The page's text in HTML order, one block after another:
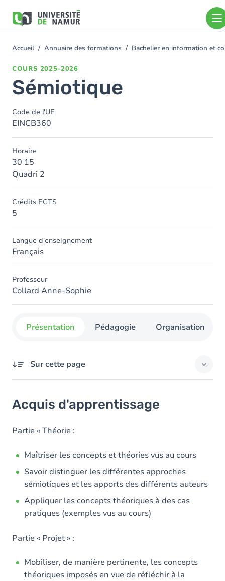
contenu
You
Accueil Annuaire des formations Bachelier en information et
COURS 2025-2026
Sémiotique
Code de l'UE
EINCB360
Horaire
30 15
Quadri 2
Crédits ECTS
5
Langue d'enseignement
Français
Professeur
Collard Anne-Sophie
Présentation Pédagogie Organisation
Sur cette page
Objectifs
Contenu
Table des matières
Exercices
Acquis d'apprentissage
Partie « Théorie :
Maîtriser les concepts et théories vus au cours
Savoir distinguer les différentes approches
sémiotiques et les apports des différents auteurs
Appliquer les concepts théoriques à des cas
pratiques (exemples vus au cours)
Partie « Projet » :
Mobiliser, de manière pertinente, les concepts
théoriques imposés en vue de réfléchir à la